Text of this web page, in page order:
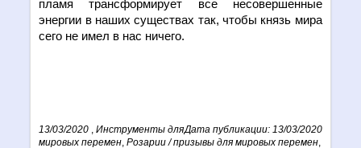
пламя трансформирует все несовершенные
энергии в наших существах так, чтобы князь мира
сего не имел в нас ничего.
13/03/2020 Дата публикации: 13/03/2020
,Инструменты для
мировых перемен ,Розарии / призывы для мировых перемен